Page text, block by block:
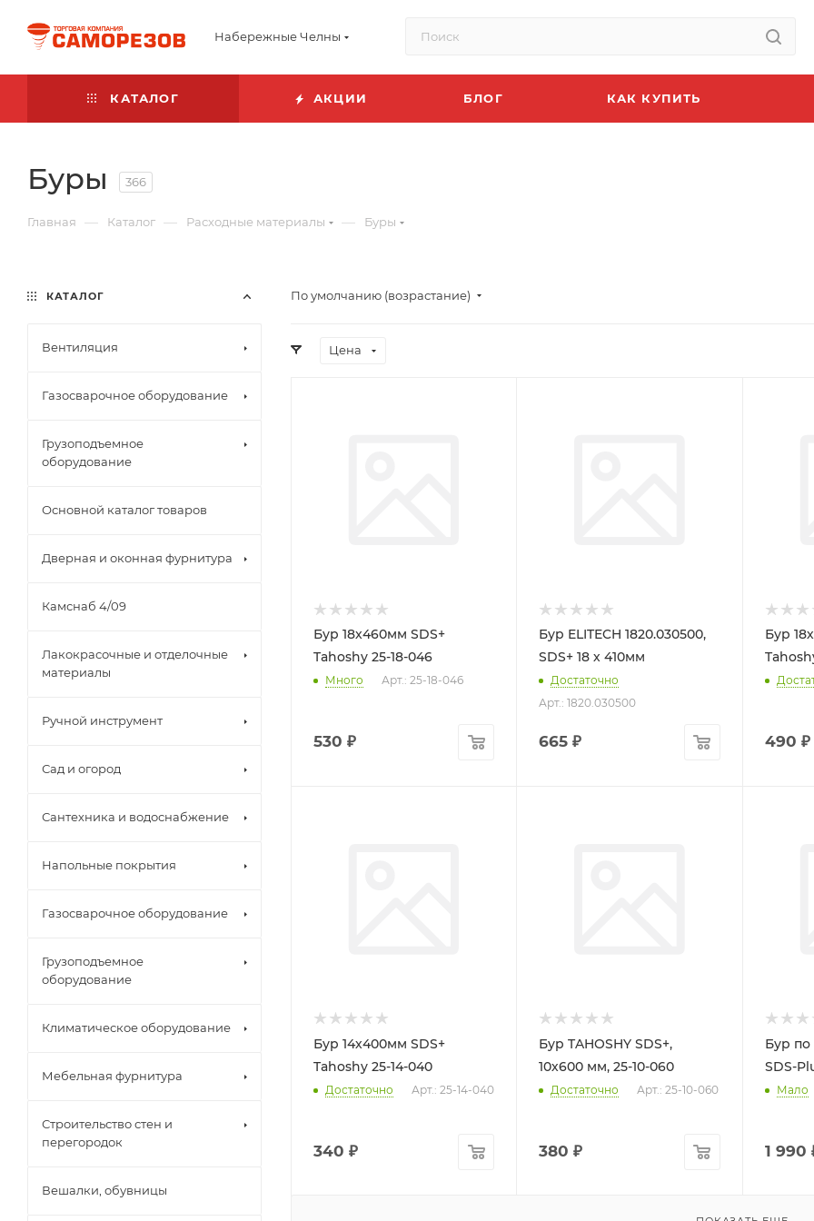
Набережные Челны
КАТАЛОГ АКЦИИ БЛОГ КАК КУПИТЬ
Буры 366
Главная — Каталог — Расходные материалы — Буры
По умолчанию (возрастание)
Цена
Бур 18х460мм SDS+
Tahoshy 25-18-046
Много Арт.: 25-18-046
530 ₽
Бур ELITECH 1820.030500,
SDS+ 18 х 410мм
Достаточно
Арт.: 1820.030500
665 ₽
Бур
490 ₽
Бур 14х400мм SDS+
Tahoshy 25-14-040
Достаточно Арт.: 25-14-040
340 ₽
Бур TAHOSHY SDS+,
10х600 мм, 25-10-060
Достаточно Арт.: 25-10-060
380 ₽
Бур по
SDS-
Мало
1 990
КАТАЛОГ
Вентиляция
Газосварочное оборудование
Грузоподъемное
оборудование
Основной каталог товаров
Дверная и оконная фурнитура
Камснаб 4/09
Лакокрасочные и отделочные
материалы
Ручной инструмент
Сад и огород
Сантехника и водоснабжение
Напольные покрытия
Газосварочное оборудование
Грузоподъемное
оборудование
Климатическое оборудование
Мебельная фурнитура
Строительство стен и
перегородок
Вешалки, обувницы